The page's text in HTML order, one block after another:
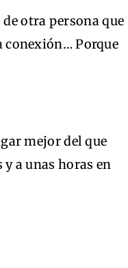
otra persona que
conexión… Porque
mejor del que
a unas horas en